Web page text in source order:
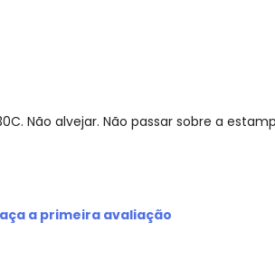
Não alvejar. Não passar sobre a
a primeira avaliação